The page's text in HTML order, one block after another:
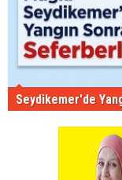
Seydikemer'de